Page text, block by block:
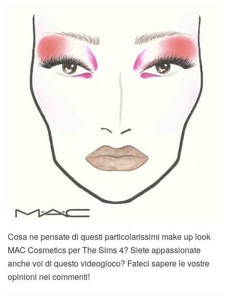
Cosa ne pensate di questi particolarissimi make up look
MAC Cosmetics per The Sims 4? Siete appassionate
anche voi di questo videogioco? Fateci sapere le vostre
opinioni nei commenti!